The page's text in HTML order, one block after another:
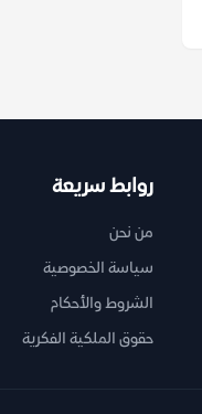
روابط سريعة
من نحن
سياسة الخصوصية
الشروط والأحكام
حقوق الملكية الفكرية